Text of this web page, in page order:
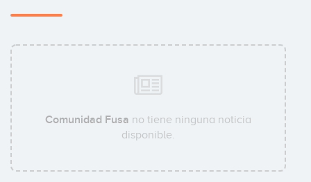
Comunidad Fusa no tiene ninguna noticia
disponible.